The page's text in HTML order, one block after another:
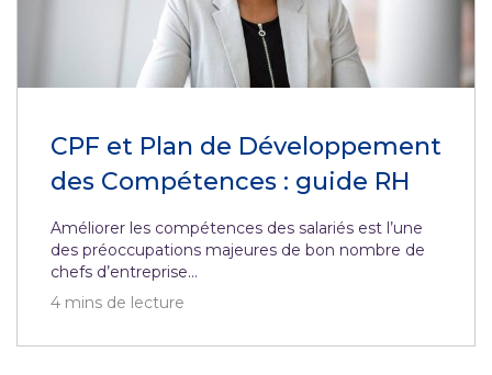
CPF et Plan de Développement
des Compétences : guide RH
Améliorer les compétences des salariés est l’une
des préoccupations majeures de bon nombre de
chefs d’entreprise...
4 mins de lecture